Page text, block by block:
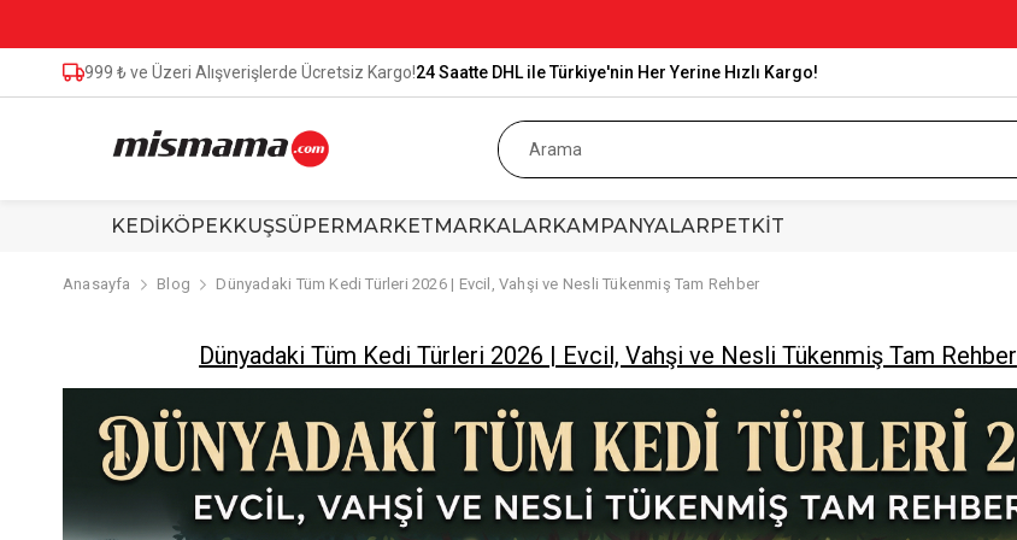
999 ₺ ve Üzeri Alışverişlerde Ücretsiz Kargo!24 Saatte DHL ile Türkiye'nin Her Yerine Hızlı Kargo!
KEDİKÖPEKKUŞSÜPERMARKETMARKALARKAMPANYALARPETKİT
Anasayfa Blog Dünyadaki Tüm Kedi Türleri 2026 | Evcil, Vahşi ve Nesli Tükenmiş Tam Rehber
Dünyadaki Tüm Kedi Türleri 2026 | Evcil, Vahşi ve Nesli Tükenmiş Tam Rehber